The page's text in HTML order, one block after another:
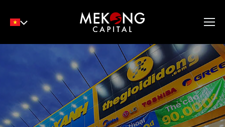
Tiếng Việt
中文